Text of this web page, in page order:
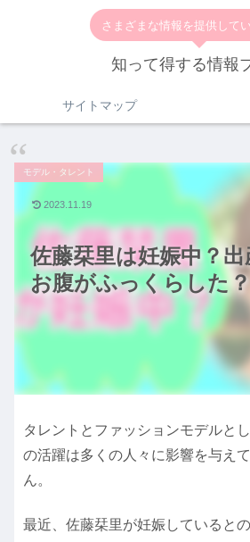
さまざまな情報を提供してい
知って得する情報
サイトマップ
佐藤栞里は妊娠中？
お腹がふっくらした？
モデル・タレント
2023.11.19
タレントとファッションモデルと
の活躍は多くの人々に影響を与え
ん。
最近、佐藤栞里が妊娠していると